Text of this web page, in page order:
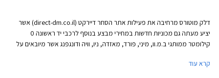
דלק מוטורס מרחיבה את פעילות אתר הסחר דיירקט (direct-dm.co.il) אשר
יציע מעתה גם מכוניות חדשות במחירי מבצע בנוסף לרכבי יד ראשונה 0
קילומטר ממותגי ב.מ.וו, מיני, פורד, מאזדה, ניו, וויה ודונגפנג אשר מיובאים על
קרא עוד